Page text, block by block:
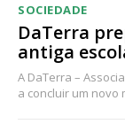
SOCIEDADE
DaTerra
antiga
A DaTerra –
a concluir um novo